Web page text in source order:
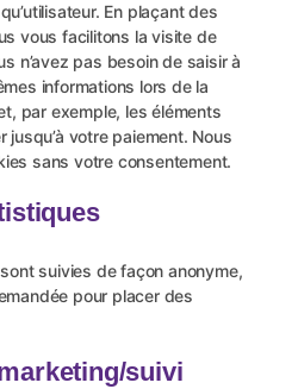
En plaçant des
vous facilitons la visite de
n’avez pas besoin de saisir à
informations lors de la
par exemple, les éléments
votre paiement. Nous
sans votre consentement.
suivies de façon anonyme,
pour placer des
suivi